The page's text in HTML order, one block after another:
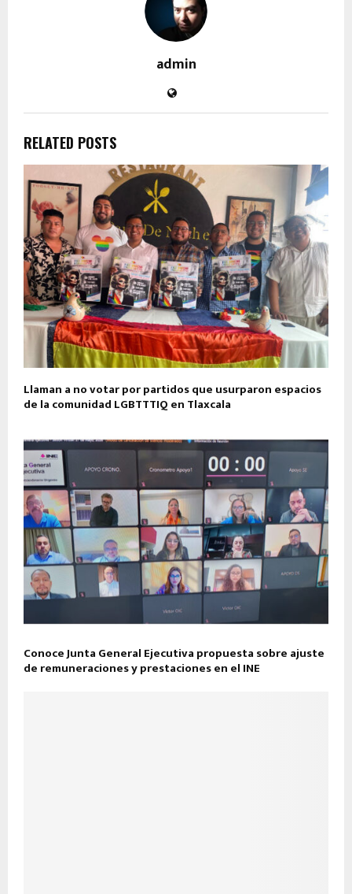
admin
RELATED POSTS
Llaman a no votar por partidos que usurparon espacios
de la comunidad LGBTTTIQ en Tlaxcala
Conoce Junta General Ejecutiva propuesta sobre ajuste
de remuneraciones y prestaciones en el INE